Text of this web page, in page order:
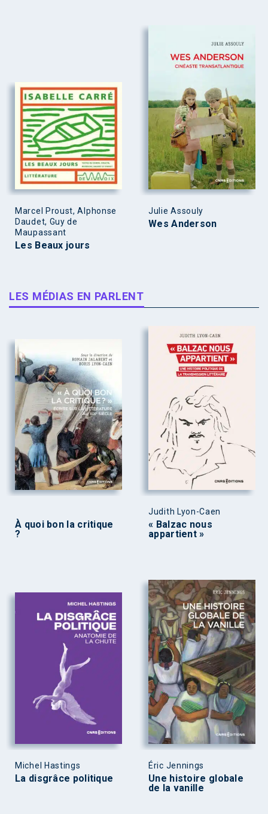
Marcel Proust, Alphonse
Daudet, Guy de
Maupassant
Les Beaux jours
Julie Assouly
Wes Anderson
LES MÉDIAS EN PARLENT
À quoi bon la critique
?
Judith Lyon-Caen
« Balzac nous
appartient »
Michel Hastings
La disgrâce politique
Éric Jennings
Une histoire globale
de la vanille